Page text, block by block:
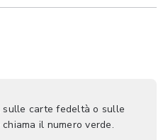
sulle carte fedeltà o sulle
il numero verde.